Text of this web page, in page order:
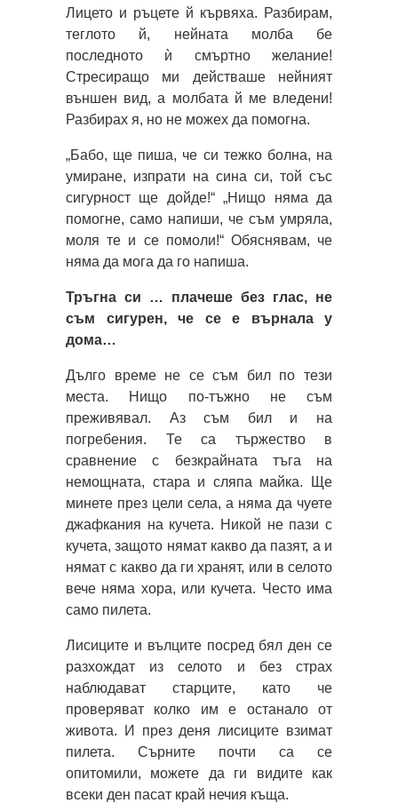
Лицето и ръцете й кървяха. Разбирам,
теглото й, нейната молба бе
последното ѝ смъртно желание!
Стресиращо ми действаше нейният
външен вид, а молбата й ме вледени!
Разбирах я, но не можех да помогна.
„Бабо, ще пиша, че си тежко болна, на
умиране, изпрати на сина си, той със
сигурност ще дойде!“ „Нищо няма да
помогне, само напиши, че съм умряла,
моля те и се помоли!“ Обяснявам, че
няма да мога да го напиша.
Тръгна си … плачеше без глас, не
съм сигурен, че се е върнала у
дома…
Дълго време не се съм бил по тези
места. Нищо по-тъжно не съм
преживявал. Аз съм бил и на
погребения. Те са тържество в
сравнение с безкрайната тъга на
немощната, стара и сляпа майка. Ще
минете през цели села, а няма да чуете
джафкания на кучета. Никой не пази с
кучета, защото нямат какво да пазят, а и
нямат с какво да ги хранят, или в селото
вече няма хора, или кучета. Често има
само пилета.
Лисиците и вълците посред бял ден се
разхождат из селото и без страх
наблюдават старците, като че
проверяват колко им е останало от
живота. И през деня лисиците взимат
пилета. Сърните почти са се
опитомили, можете да ги видите как
всеки ден пасат край нечия къща.